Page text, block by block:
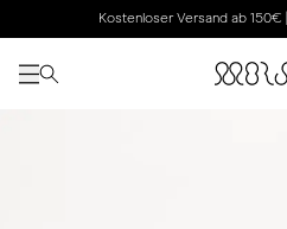
Kostenloser Versand ab